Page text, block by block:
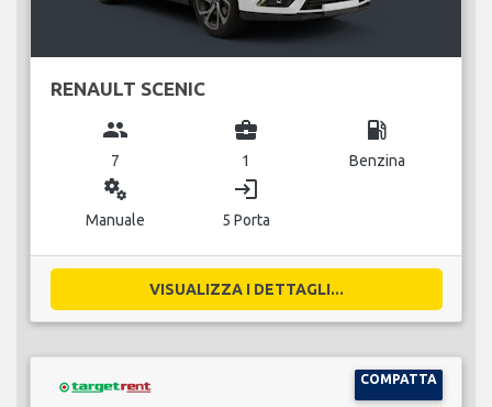
RENAULT SCENIC
group
7
business_center
1
local_gas_station
Benzina
miscellaneous_services
Manuale
login
5 Porta
VISUALIZZA I DETTAGLI...
COMPATTA